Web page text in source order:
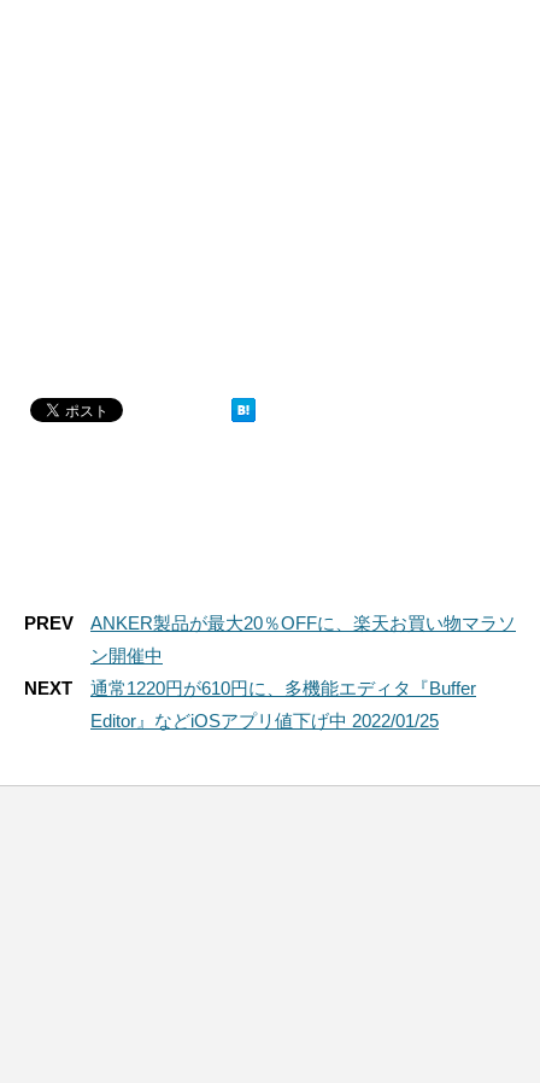
PREV
ANKER製品が最大20％OFFに、楽天お買い物マラソ
ン開催中
NEXT
通常1220円が610円に、多機能エディタ『Buffer
Editor』などiOSアプリ値下げ中 2022/01/25